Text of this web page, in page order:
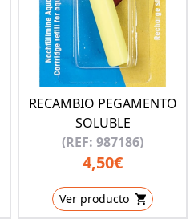
RECAMBIO PEGAMENTO
SOLUBLE
(REF: 987186)
4,50€
Ver producto